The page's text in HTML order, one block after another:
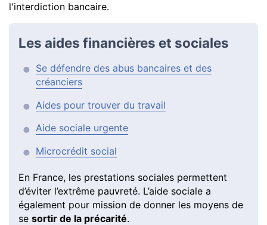
l'interdiction bancaire.
Les aides financières et sociales
Se défendre des abus bancaires et des
créanciers
Aides pour trouver du travail
Aide sociale urgente
Microcrédit social
En France, les prestations sociales permettent
d’éviter l’extrême pauvreté. L’aide sociale a
également pour mission de donner les moyens de
se sortir de la précarité.